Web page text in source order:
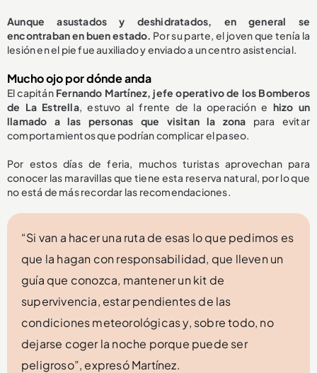
Aunque asustados y deshidratados, en general se
encontraban en buen estado. Por su parte, el joven que tenía la
lesión en el pie fue auxiliado y enviado a un centro asistencial.
Mucho ojo por dónde anda
El capitánFernando Martínez, jefe operativo de los Bomberos
de La Estrella, estuvo al frente de la operación e hizo un
llamado a las personas que visitan la zona para evitar
comportamientos que podrían complicar el paseo.
Por estos días de feria, muchos turistas aprovechan para
conocer las maravillas que tiene esta reserva natural, por lo que
no está de más recordar las recomendaciones.
“Si van a hacer una ruta de esas lo que pedimos es
que la hagan con responsabilidad, que lleven un
guía que conozca, mantener un kit de
supervivencia, estar pendientes de las
condiciones meteorológicas y, sobre todo, no
dejarse coger la noche porque puede ser
peligroso”, expresó Martínez.